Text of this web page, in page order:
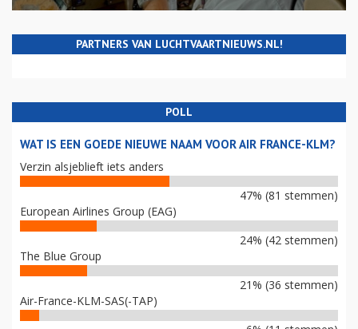
PARTNERS VAN LUCHTVAARTNIEUWS.NL!
POLL
WAT IS EEN GOEDE NIEUWE NAAM VOOR AIR FRANCE-KLM?
Verzin alsjeblieft iets anders
47% (81 stemmen)
European Airlines Group (EAG)
24% (42 stemmen)
The Blue Group
21% (36 stemmen)
Air-France-KLM-SAS(-TAP)